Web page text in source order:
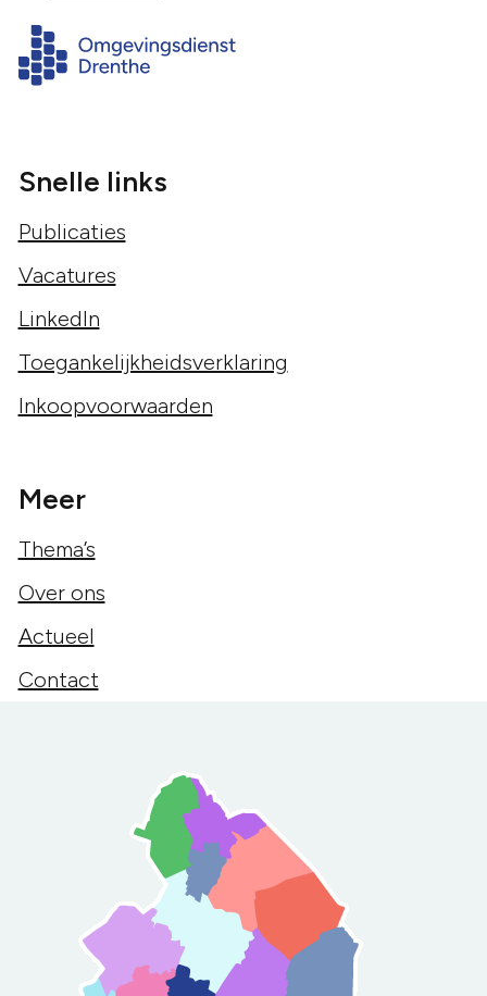
Snelle links
Publicaties
Vacatures
LinkedIn
Toegankelijkheidsverklaring
Inkoopvoorwaarden
Meer
Thema’s
Over ons
Actueel
Contact